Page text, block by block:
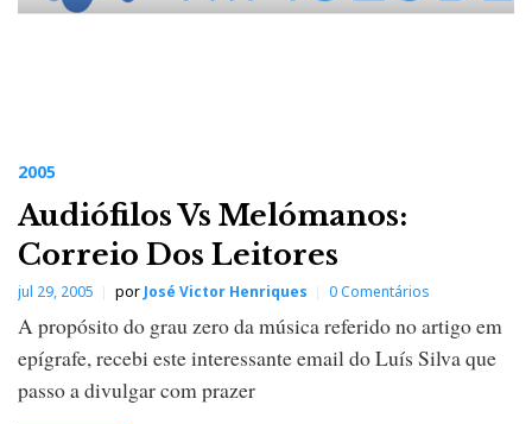
2005
Audiófilos Vs Melómanos:
Correio Dos Leitores
jul 29, 2005 porJosé Victor Henriques 0 Comentários
A propósito do grau zero da música referido no artigo em
epígrafe, recebi este interessante email do Luís Silva que
passo a divulgar com prazer